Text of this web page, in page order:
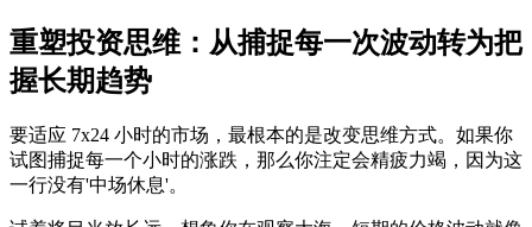
重塑投资思维：从捕捉每一次波动转为把
握长期趋势
要适应 7x24 小时的市场，最根本的是改变思维方式。如果你
试图捕捉每一个小时的涨跌，那么你注定会精疲力竭，因为这
一行没有'中场休息'。